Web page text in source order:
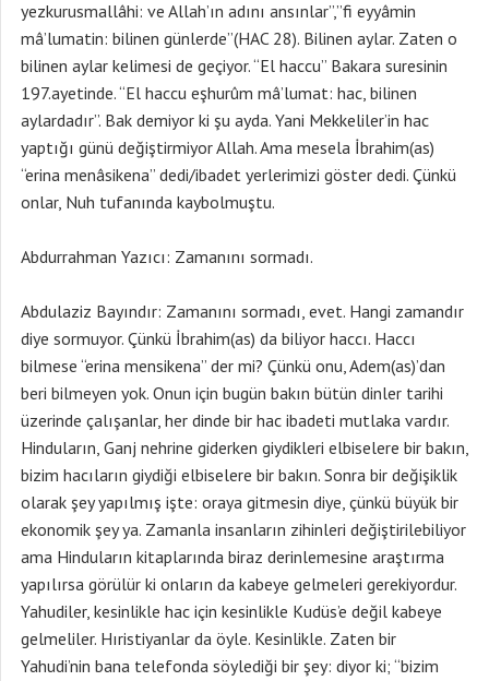
yezkurusmallâhi: ve Allah’ın adını ansınlar”,”fi eyyâmin
mâ’lumatin: bilinen günlerde”(HAC 28). Bilinen aylar. Zaten o
bilinen aylar kelimesi de geçiyor. “El haccu” Bakara suresinin
197.ayetinde. “El haccu eşhurûm mâ’lumat: hac, bilinen
aylardadır”. Bak demiyor ki şu ayda. Yani Mekkeliler’in hac
yaptığı günü değiştirmiyor Allah. Ama mesela İbrahim(as)
“erina menâsikena” dedi/ibadet yerlerimizi göster dedi. Çünkü
onlar, Nuh tufanında kaybolmuştu.
Abdurrahman Yazıcı: Zamanını sormadı.
Abdulaziz Bayındır: Zamanını sormadı, evet. Hangi zamandır
diye sormuyor. Çünkü İbrahim(as) da biliyor haccı. Haccı
bilmese “erina mensikena” der mi? Çünkü onu, Adem(as)’dan
beri bilmeyen yok. Onun için bugün bakın bütün dinler tarihi
üzerinde çalışanlar, her dinde bir hac ibadeti mutlaka vardır.
Hinduların, Ganj nehrine giderken giydikleri elbiselere bir bakın,
bizim hacıların giydiği elbiselere bir bakın. Sonra bir değişiklik
olarak şey yapılmış işte: oraya gitmesin diye, çünkü büyük bir
ekonomik şey ya. Zamanla insanların zihinleri değiştirilebiliyor
ama Hinduların kitaplarında biraz derinlemesine araştırma
yapılırsa görülür ki onların da kabeye gelmeleri gerekiyordur.
Yahudiler, kesinlikle hac için kesinlikle Kudüs’e değil kabeye
gelmeliler. Hıristiyanlar da öyle. Kesinlikle. Zaten bir
Yahudi’nin bana telefonda söylediği bir şey: diyor ki; “bizim